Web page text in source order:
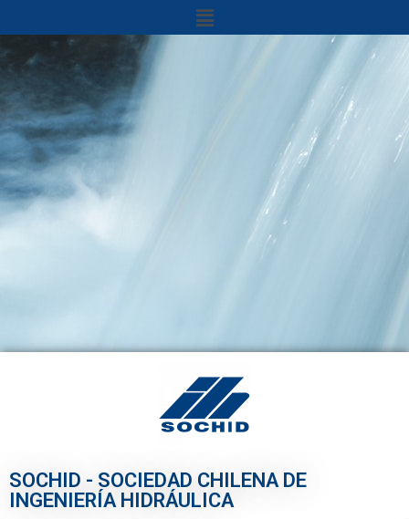
SOCHID - SOCIEDAD CHILENA DE
INGENIERÍA HIDRÁULICA